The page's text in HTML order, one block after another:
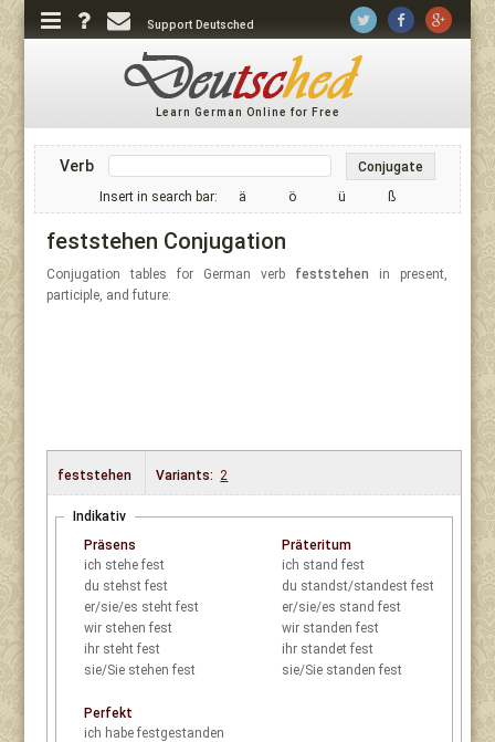
Support Deutsched
Learn German Online for Free
Verb
Conjugate
Insert in search bar:
ä ö ü ß
feststehen Conjugation
Conjugation tables for German verb feststehen
in present,
participle, and future:
feststehen Variants: 2
Indikativ
Präsens
ich stehe fest
du stehst fest
er/sie/es steht fest
wir stehen fest
ihr steht fest
sie/Sie stehen fest
Präteritum
ich stand fest
du standst/standest fest
er/sie/es stand fest
wir standen fest
ihr standet fest
sie/Sie standen fest
Perfekt
ich habe festgestanden